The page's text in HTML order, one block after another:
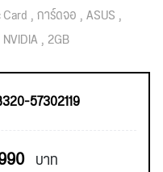
การ์ดจอ ASUS
NVIDIA 2GB
57302119
บาท